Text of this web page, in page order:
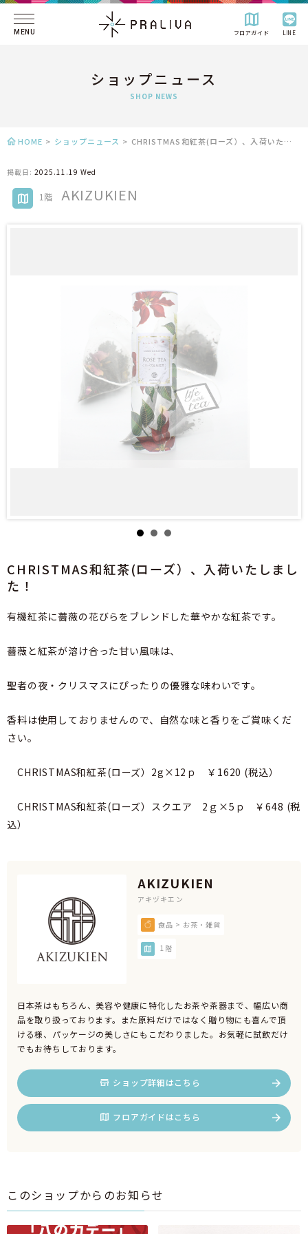
MENU フロアガイド LINE
ショップニュース
SHOP NEWS
HOME > ショップニュース > CHRISTMAS和紅茶(ローズ）、入荷いたしました！
掲載日: 2025.11.19 Wed
1階 AKIZUKIEN
CHRISTMAS和紅茶(ローズ）、入荷いたしまし
た！
有機紅茶に薔薇の花びらをブレンドした華やかな紅茶です。
薔薇と紅茶が溶け合った甘い風味は、
聖者の夜・クリスマスにぴったりの優雅な味わいです。
香料は使用しておりませんので、自然な味と香りをご賞味くだ
さい。
CHRISTMAS和紅茶(ローズ）2g×12ｐ ￥1620 (税込）
CHRISTMAS和紅茶(ローズ）スクエア 2ｇ×5ｐ ￥648 (税
込）
AKIZUKIEN
アキヅキエン
食品 > お茶・雑貨
1階
日本茶はもちろん、美容や健康に特化したお茶や茶器まで、幅広い商
品を取り扱っております。また原料だけではなく贈り物にも喜んで頂
ける様、パッケージの美しさにもこだわりました。お気軽に試飲だけ
でもお待ちしております。
ショップ詳細はこちら
フロアガイドはこちら
このショップからのお知らせ